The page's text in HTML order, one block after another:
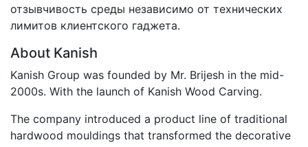
отзывчивость среды независимо от технических
лимитов клиентского гаджета.
About Kanish
Kanish Group was founded by Mr. Brijesh in the mid-
2000s. With the launch of Kanish Wood Carving.
The company introduced a product line of traditional
hardwood mouldings that transformed the decorative